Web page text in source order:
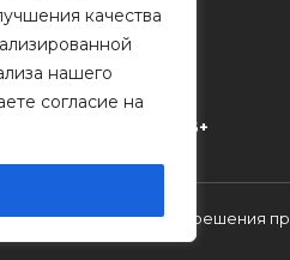
качества
нашего
согласие на
д. 32
предоставлены
16+
только с разрешения